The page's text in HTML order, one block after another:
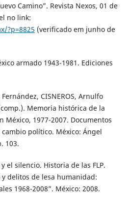
Camino”. Revista Nexos, 01 de
no link:
?p=8825 (verificado em junho de
armado 1943-1981. Ediciones
CISNEROS, Arnulfo
Memoria histórica de la
México, 1977-2007. Documentos
político. México: Ángel
103.
el silencio. Historia de las FLP.
y delitos de lesa humanidad:
1968-2008”. México: 2008.